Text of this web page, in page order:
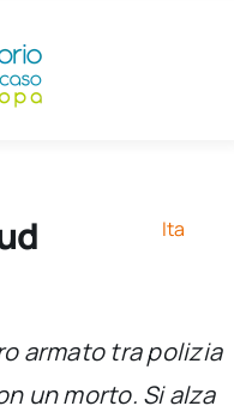
Ita
armato tra polizia
un morto. Si alza